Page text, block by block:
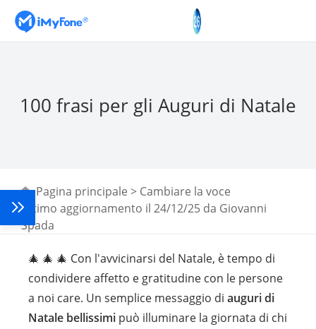
100 frasi per gli Auguri di Natale
Pagina principale > Cambiare la voce
Ultimo aggiornamento il 24/12/25 da Giovanni
Spada
🎄 🎄 🎄 Con l'avvicinarsi del Natale, è tempo di
condividere affetto e gratitudine con le persone
a noi care. Un semplice messaggio di auguri di
Natale bellissimi può illuminare la giornata di chi